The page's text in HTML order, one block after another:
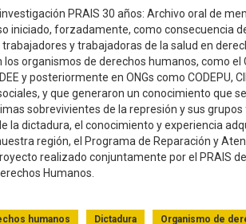
PRAIS 30 años: Archivo oral de
iniciado, forzadamente, como consecuencia
y trabajadoras de la salud en
organismos de derechos humanos, como el
y posteriormente en ONGs como
y que generaron un conocimiento que
sobrevivientes de la represión y sus
la dictadura, el conocimiento y experiencia
región, el Programa de Reparación y
realizado conjuntamente por el PRAIS
Humanos.
humanos Dictadura Organismo de